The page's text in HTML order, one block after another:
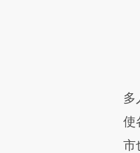
多
使
市